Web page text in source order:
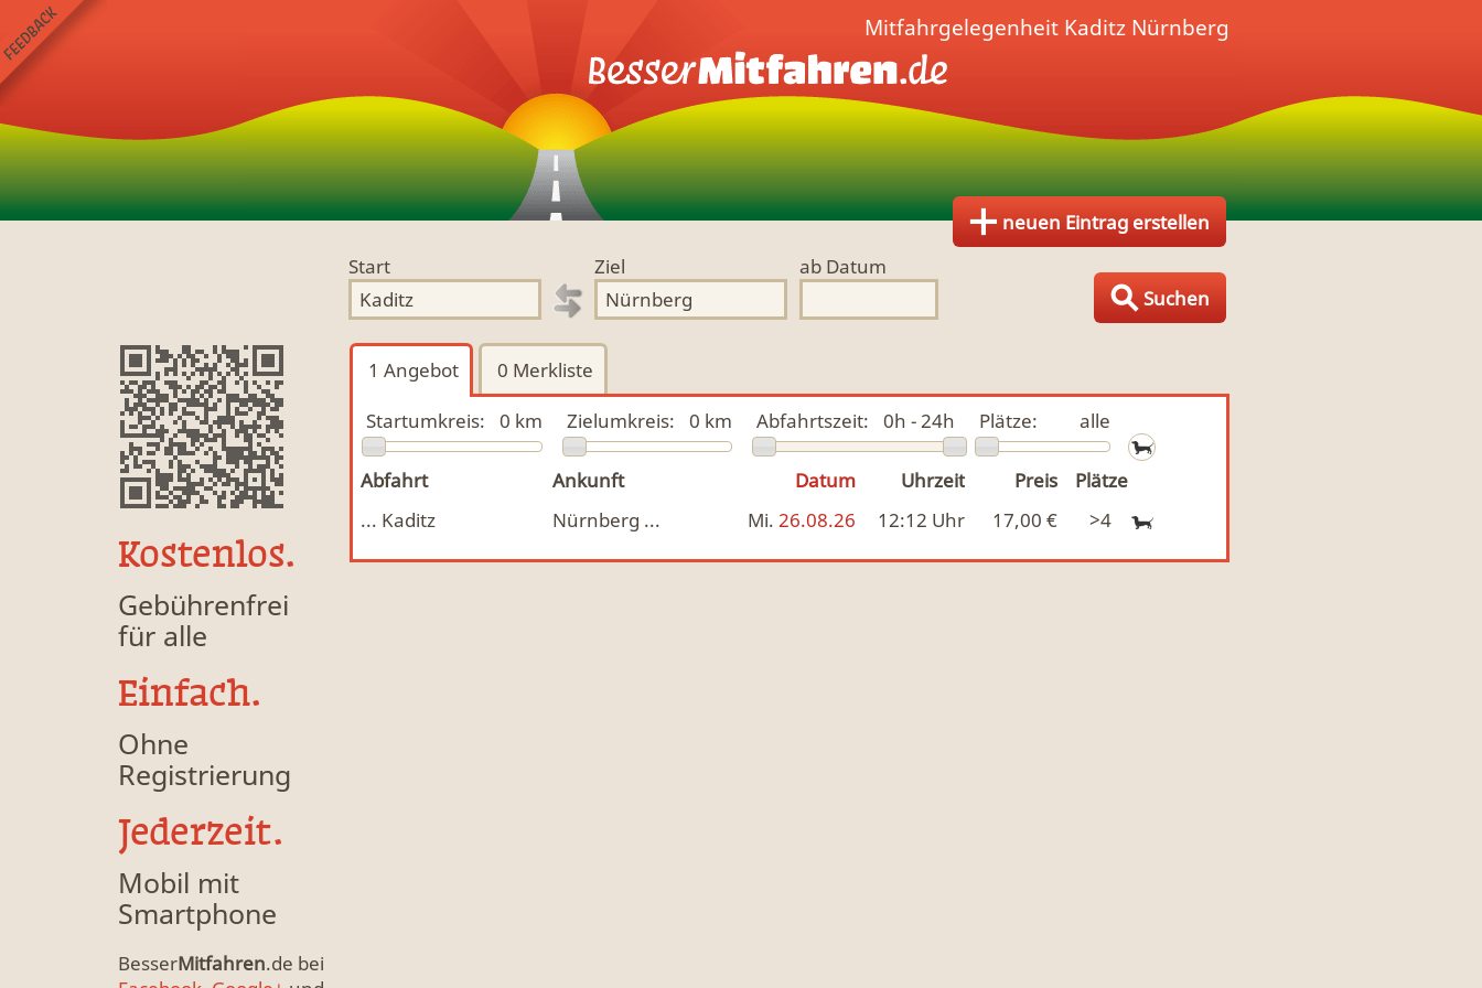
neuen Eintrag erstellen
Start
Ziel
ab Datum
Suchen
Kostenlos.
Gebührenfrei
für alle
Einfach.
Ohne
Registrierung
Jederzeit.
Mobil mit
Smartphone
BesserMitfahren.de bei
Mitfahrgelegenheit Kaditz Nürnberg
1 Angebot 0 Merkliste
Startumkreis:
0 km Zielumkreis: 0 km Abfahrtszeit: 0h - 24h Plätze: alle
Abfahrt Ankunft Datum Uhrzeit Preis
Plätze
... Kaditz
Nürnberg ... Mi. 26.08.26 12:12 Uhr 17,00 € >4
Tiertransport, mit Hund, Hamster, Kleintiere
Mitfahrgelegenheit & Fahrgemeinschaft